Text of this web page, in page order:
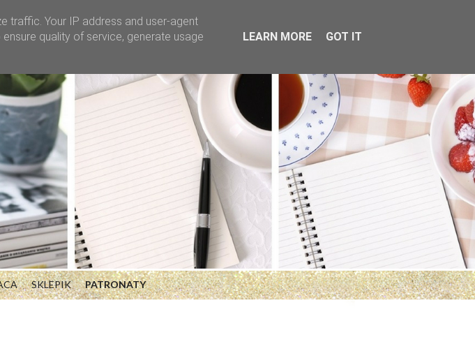
SKLEPIK PATRONATY
traffic. Your IP address and user-agent
quality of service, generate usage
LEARN MORE GOT IT